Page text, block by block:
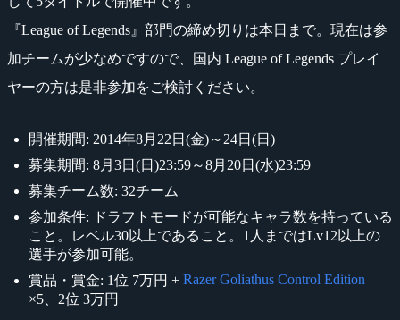
『League of Legends』部門の締め切りは本日まで。現在は参
加チームが少なめですので、国内 League of Legends プレイ
ヤーの方は是非参加をご検討ください。
開催期間: 2014年8月22日(金)～24日(日)
募集期間: 8月3日(日)23:59～8月20日(水)23:59
募集チーム数: 32チーム
参加条件: ドラフトモードが可能なキャラ数を持っている
こと。レベル30以上であること。1人まではLv12以上の
選手が参加可能。
賞品・賞金: 1位 7万円 + Razer Goliathus Control Edition
×5、2位 3万円